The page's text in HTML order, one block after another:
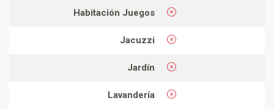
Habitación Juegos
Jacuzzi
Jardín
Lavandería